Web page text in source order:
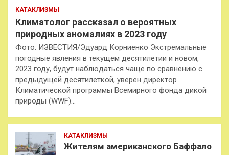
КАТАКЛИЗМЫ
Климатолог рассказал о вероятных
природных аномалиях в 2023 году
Фото: ИЗВЕСТИЯ/Эдуард Корниенко Экстремальные
погодные явления в текущем десятилетии и новом,
2023 году, будут наблюдаться чаще по сравнению с
предыдущей десятилеткой, уверен директор
Климатической программы Всемирного фонда дикой
природы (WWF)…
КАТАКЛИЗМЫ
Жителям американского Баффало